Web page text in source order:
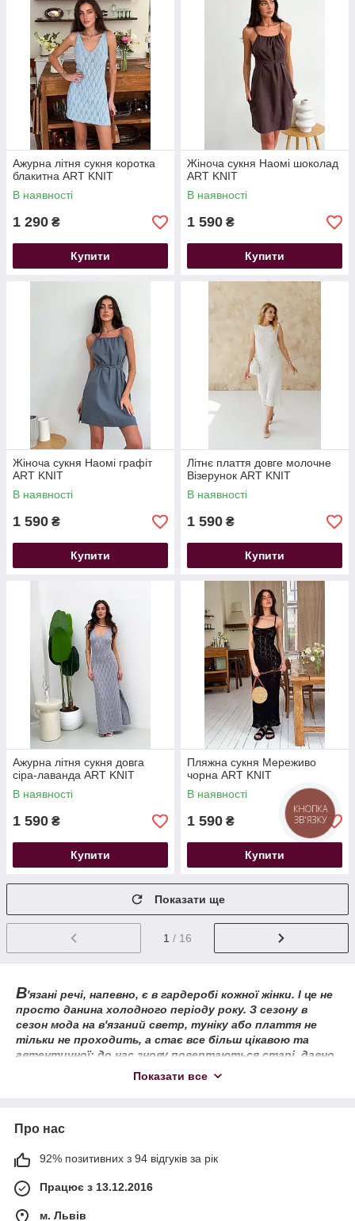
Ажурна літня сукня коротка
блакитна ART KNIT
В наявності
1 290 ₴
Купити
Жіноча сукня Наомі шоколад
ART KNIT
В наявності
1 590 ₴
Купити
Жіноча сукня Наомі графіт
ART KNIT
В наявності
1 590 ₴
Купити
Літнє плаття довге молочне
Візерунок ART KNIT
В наявності
1 590 ₴
Купити
Ажурна літня сукня довга
сіра-лаванда ART KNIT
В наявності
1 590 ₴
Купити
Пляжна сукня Мереживо
чорна ART KNIT
В наявності
1 590 ₴
Купити
Показати ще
1 / 16
В'язані речі, напевно, є в гардеробі кожної жінки. І це не
просто данина холодного періоду року. З сезону в
сезон мода на в'язаний светр, туніку або плаття не
тільки не проходить, а стає все більш цікавою та
автентичної: до нас знову повертаються старі, давно
забуті візерунки, класичні прийоми фактурної в'язки.
приходять останні новинки жіночих в'язаних светрів,
джемперів і кофт.
Першість у виборі светри або в'язаного плаття безсумнівно
наших повсякденних образів на кілька наступних холодних
Показати все
Про нас
92% позитивних з 94 відгуків за рік
Працює з 13.12.2016
м. Львів
КНОПКА
ЗВ'ЯЗКУ